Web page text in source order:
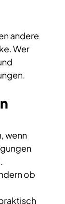
andere
Wer
wenn
ob